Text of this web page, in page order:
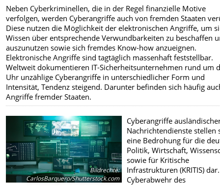
Neben Cyberkriminellen, die in der Regel finanzielle Motive
verfolgen, werden Cyberangriffe auch von fremden Staaten
Diese nutzen die Möglichkeit der elektronischen Angriffe, um
Wissen über entsprechende Verwundbarkeiten zu beschaffen
auszunutzen sowie sich fremdes Know-how anzueignen.
Elektronische Angriffe sind tagtäglich massenhaft feststellbar.
Weltweit dokumentieren IT-Sicherheitsunternehmen rund um
Uhr unzählige Cyberangriffe in unterschiedlicher Form und
Intensität, Tendenz steigend. Darunter befinden sich häufig
Angriffe fremder Staaten.
Bildrechte:
CarlosBarquero/Shutterstock.com
Cyberangriffe
Nachrichtendienste stellen
eine Bedrohung für die
Politik, Wirtschaft,
sowie für Kritische
Infrastrukturen (KRITIS)
Cyberabwehr des